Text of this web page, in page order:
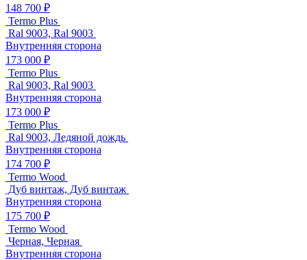
148 700 ₽
Termo Plus
Ral 9003, Ral 9003
Внутренняя сторона
173 000 ₽
Termo Plus
Ral 9003, Ral 9003
Внутренняя сторона
173 000 ₽
Termo Plus
Ral 9003, Ледяной дождь
Внутренняя сторона
174 700 ₽
Termo Wood
Дуб винтаж, Дуб винтаж
Внутренняя сторона
175 700 ₽
Termo Wood
Черная, Черная
Внутренняя сторона